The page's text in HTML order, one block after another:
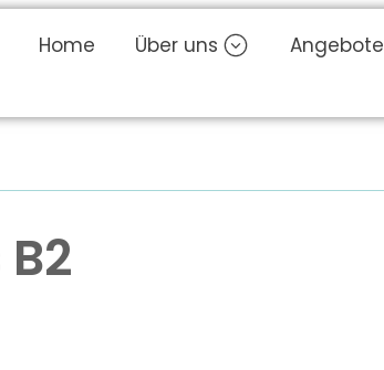
Home Über uns Angebote